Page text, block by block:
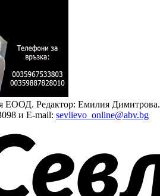
ЕООД. Редактор: Емилия Димитрова.
и E-mail: sevlievo_online@abv.bg